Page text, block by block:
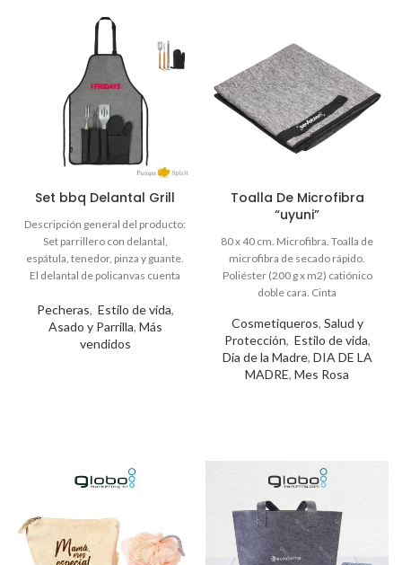
Set bbq Delantal Grill
Pecheras, Estilo de vida,
Asado y Parrilla, Más
vendidos
Toalla De Microfibra
“uyuni”
Cosmetiqueros, Salud y
Protección, Estilo de vida,
Dia de la Madre, DIA DE LA
MADRE, Mes Rosa